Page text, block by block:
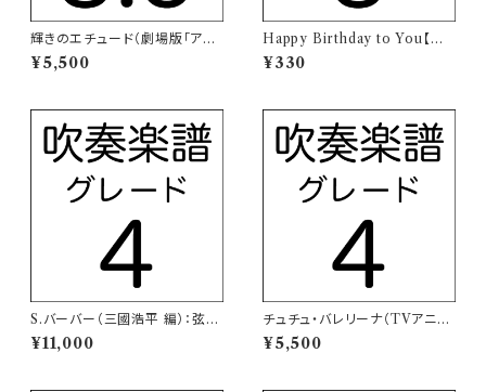
輝きのエチュード（劇場版「アイ
カツ！」挿入歌）【吹奏楽譜】
¥5,500
Happy Birthday to You【木
管五重奏楽譜】
¥330
S.バーバー（三國浩平 編）：弦楽
のためのアダージョ【吹奏楽譜】
¥11,000
チュチュ・バレリーナ（TVアニメ
「アイカツ！」主題歌）【吹奏楽譜】
¥5,500